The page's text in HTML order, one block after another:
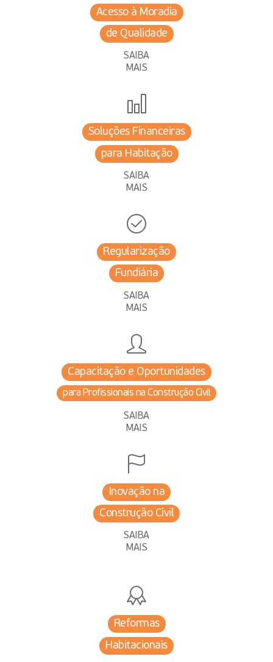
Acesso à Moradia
de Qualidade
SAIBA
MAIS
Soluções Financeiras
para Habitação
SAIBA
MAIS
Regularização
Fundiária
SAIBA
MAIS
Capacitação e Oportunidades
para Profissionais na Construção Civil
SAIBA
MAIS
Inovação na
Construção Civil
SAIBA
MAIS
Reformas
Habitacionais